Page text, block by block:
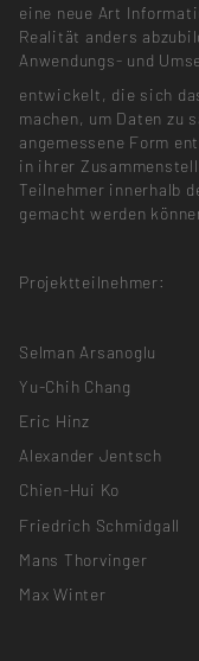
eine neue Art
Realität anders
Anwendungs- und
entwickelt, die sich
machen, um Daten zu
angemessene Form
in ihrer
Teilnehmer innerhalb
gemacht werden
Projektteilnehmer:
Selman Arsanoglu
Yu-Chih Chang
Eric Hinz
Alexander Jentsch
Chien-Hui Ko
Friedrich Schmidgall
Mans Thorvinger
Max Winter